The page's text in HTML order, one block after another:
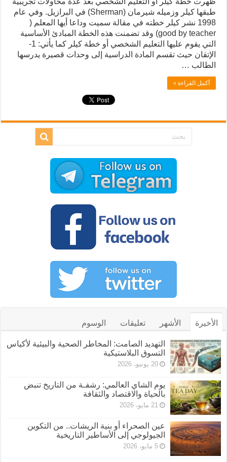
طبقها كيلر وزميله شیرمان (Sherman) في البرازيل. وفي عام
1998 نشر كيلر خطته في مقالة سميت وداعا أيها المعلم (
good by teacher) وقد تضمنت هذه الخطة المبادئ الأساسية
التي يقوم عليها التعليم الشخصي أو خطة كيلر كما يأتي: 1-
الإتقان حيث تقسم المادة الدراسية إلى وحدات قصيرة يدرسها
الطالب …
أكمل القراءة »
الأخيرة الأشهر تعليقات الوسوم
التهديد الصامت: المخاطر الصحية والبيئية لأكياس
التسوق البلاستيكية
20 يونيو، 2026
يوم الشاي العالمي: رشفـة من التاريخ تنبض
بالحياة والاقتصاد والثقافة
21 مايو، 2026
عين الصحراء أو بنية الريشات.. من التكوين
الجيولوجي إلى الأساطير التاريخية
5 مايو، 2026